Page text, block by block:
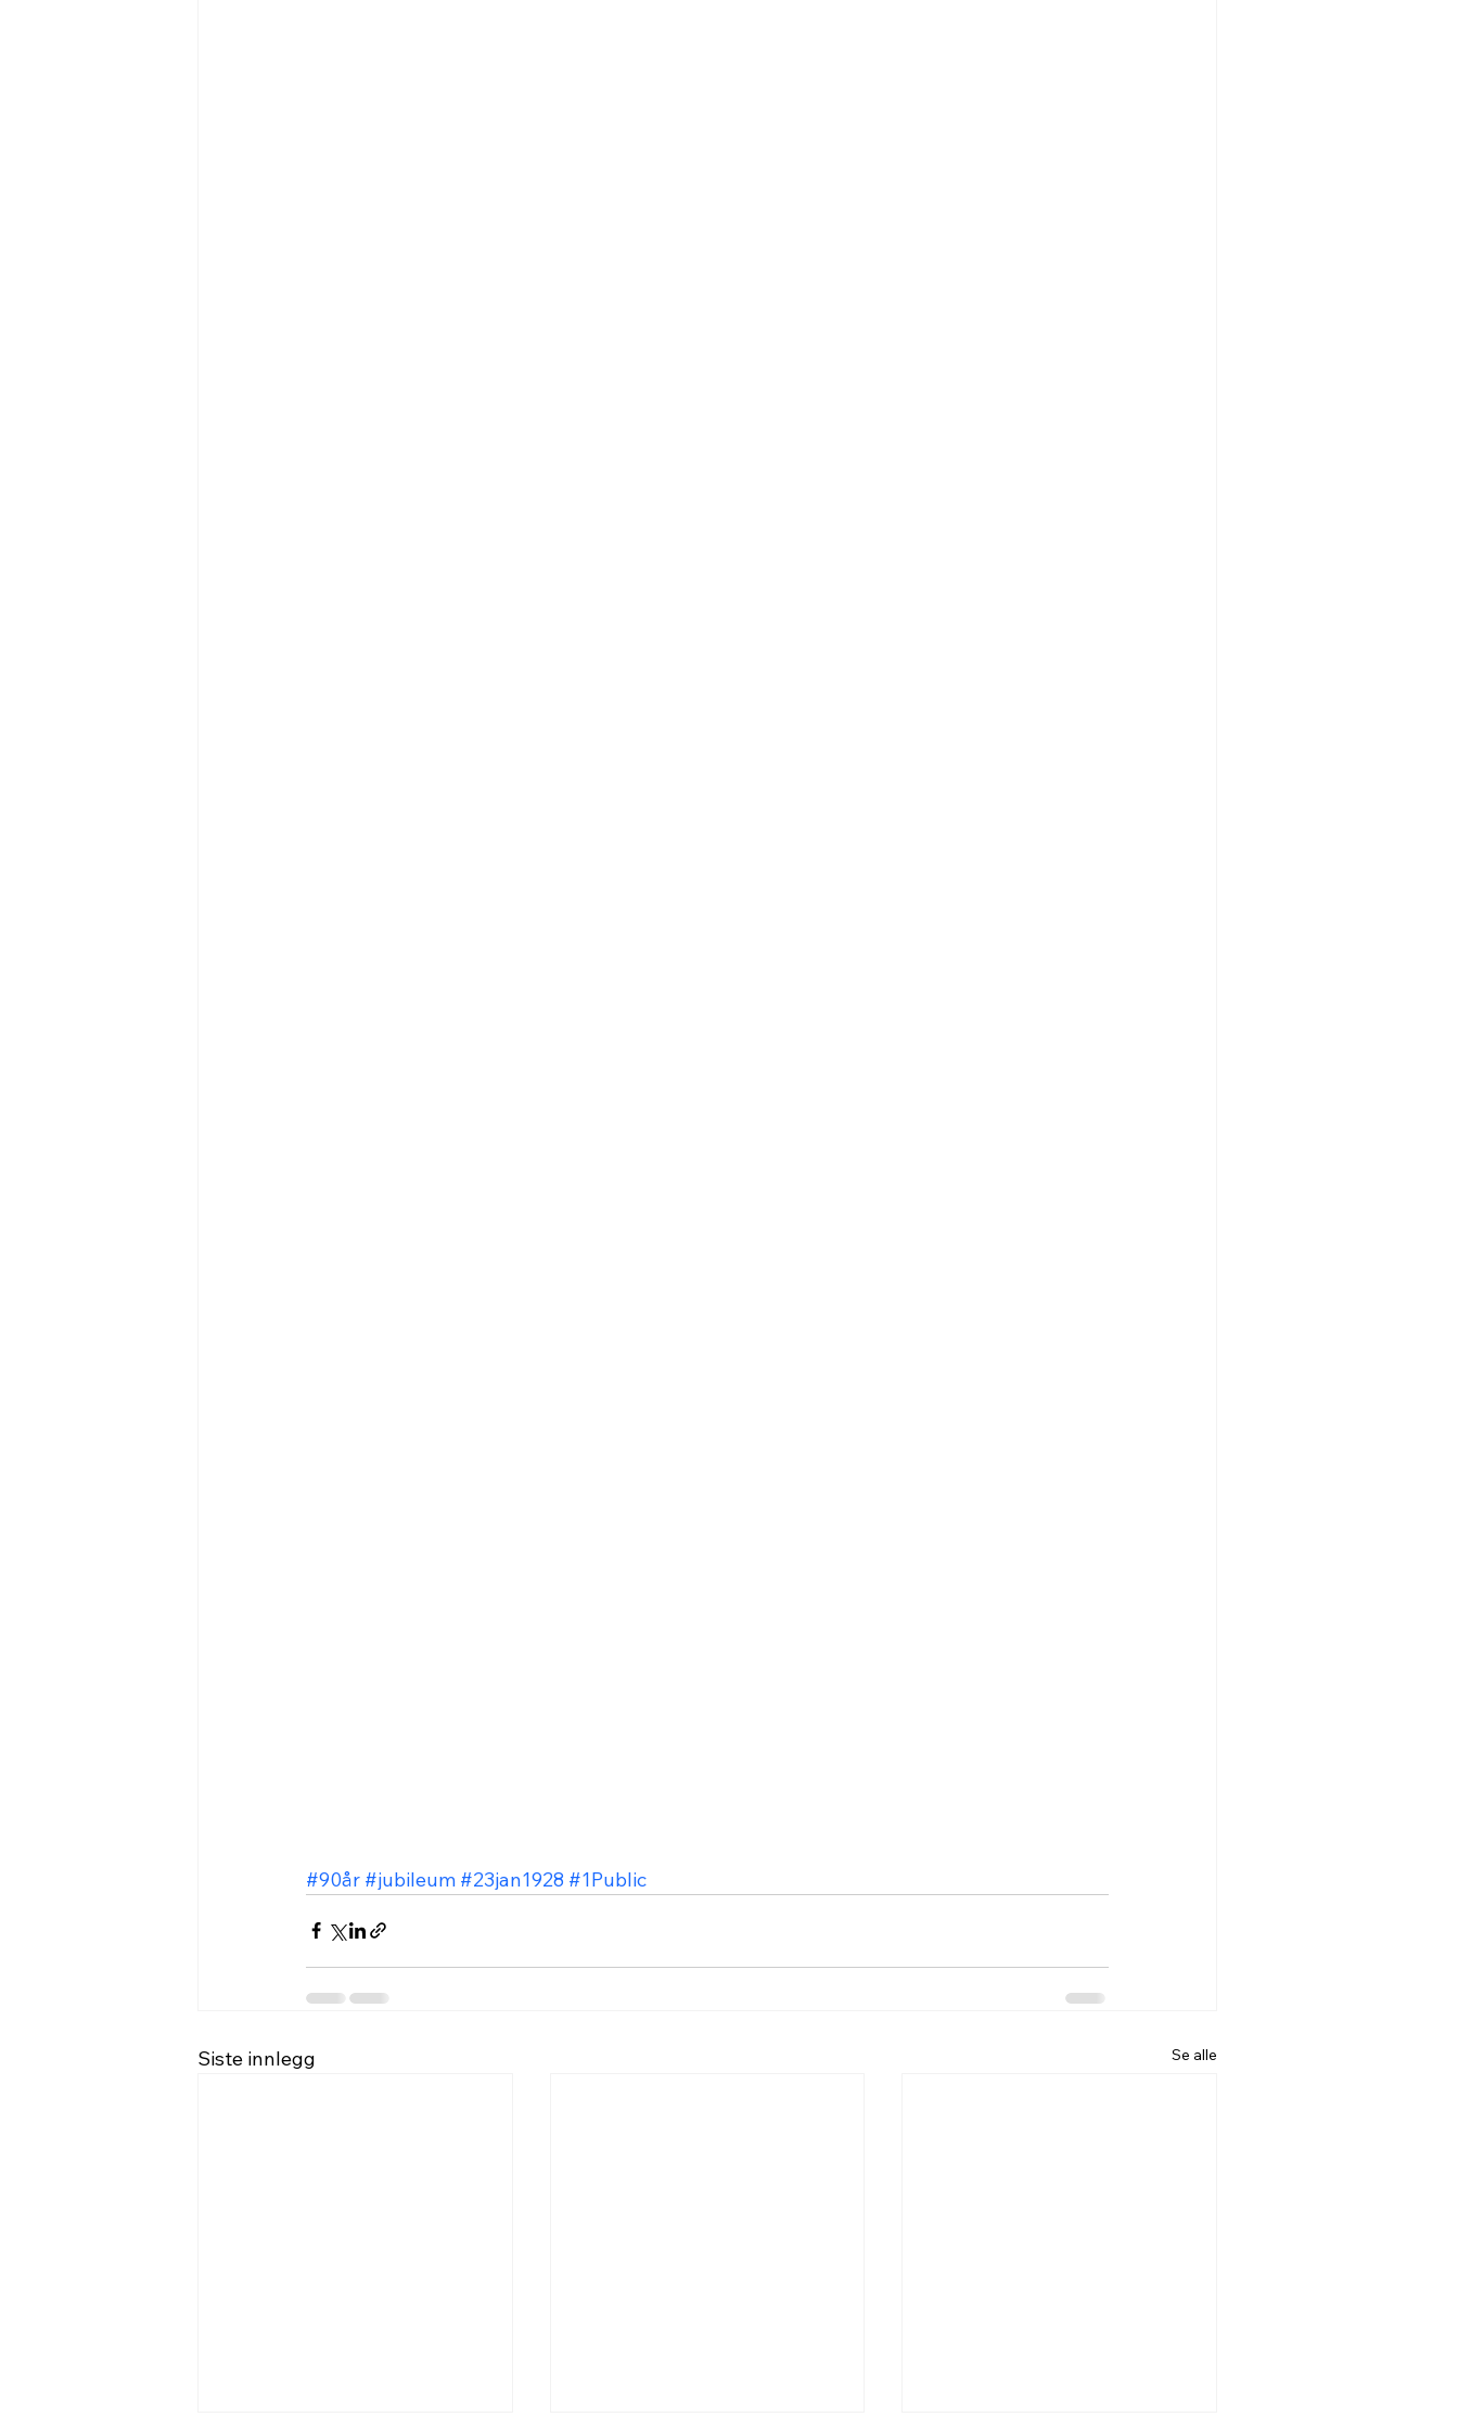
#90år #jubileum #23jan1928 #1Public
Siste innlegg Se alle